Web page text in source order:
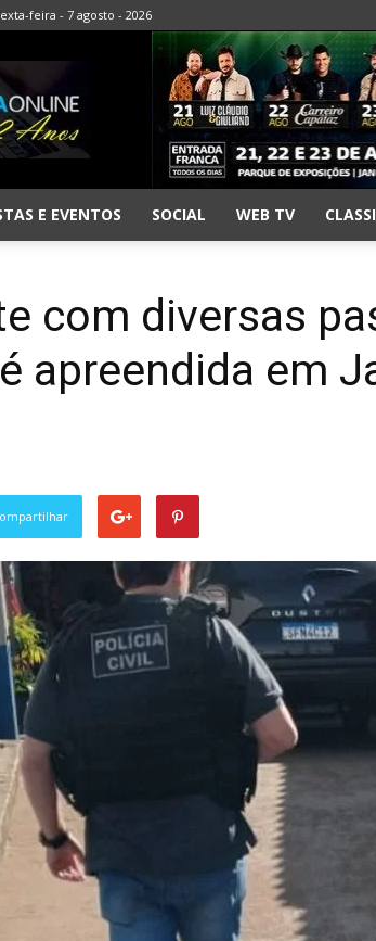
feira - 7 agosto - 2026
E EVENTOS SOCIAL WEB TV
com diversas
apreendida em